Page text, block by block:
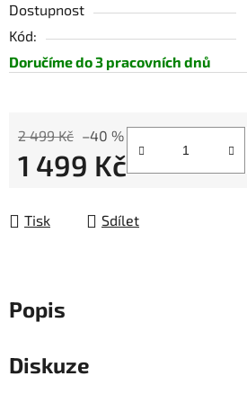
Dostupnost
Kód:
Doručíme do 3 pracovních dnů
2 499 Kč –40 %
1 499 Kč
Tisk Sdílet
Popis
Diskuze